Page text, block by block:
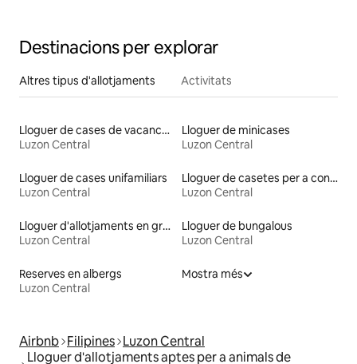
Destinacions per explorar
Altres tipus d'allotjaments Activitats
Lloguer de cases de vacances
Luzon Central
Lloguer de minicases
Luzon Central
Lloguer de cases unifamiliars
Luzon Central
Lloguer de casetes per a convidats
Luzon Central
Lloguer d'allotjaments en granges
Luzon Central
Lloguer de bungalous
Luzon Central
Reserves en albergs
Luzon Central
Mostra més
Airbnb Filipines Luzon Central
Lloguer d'allotjaments aptes per a animals de